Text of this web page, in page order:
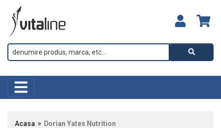
Acasa Dorian Yates Nutrition